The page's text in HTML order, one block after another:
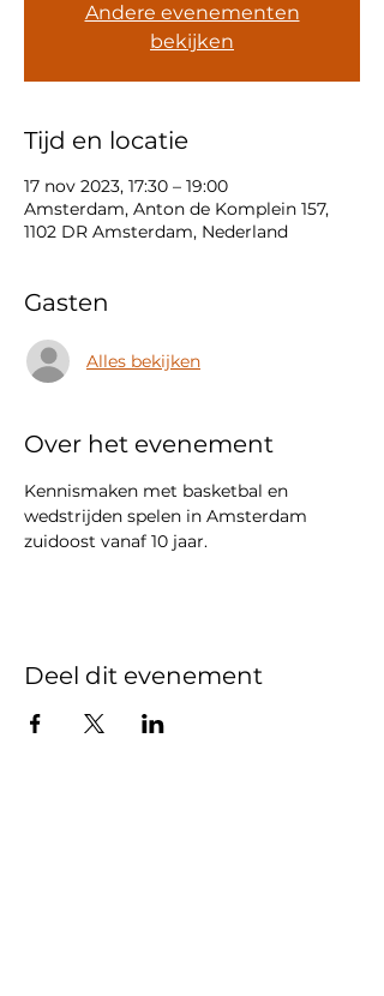
Andere evenementen
bekijken
Tijd en locatie
17 nov 2023, 17:30 – 19:00
Amsterdam, Anton de Komplein 157,
1102 DR Amsterdam, Nederland
Gasten
Alles bekijken
Over het evenement
Kennismaken met basketbal en
wedstrijden spelen in Amsterdam
zuidoost vanaf 10 jaar.
Deel dit evenement